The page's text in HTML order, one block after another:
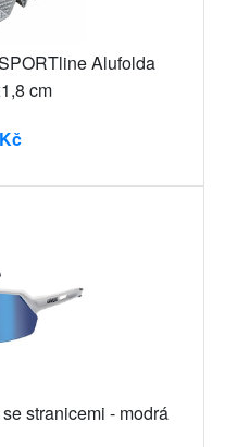
Alufolda
cm
stranicemi - modrá